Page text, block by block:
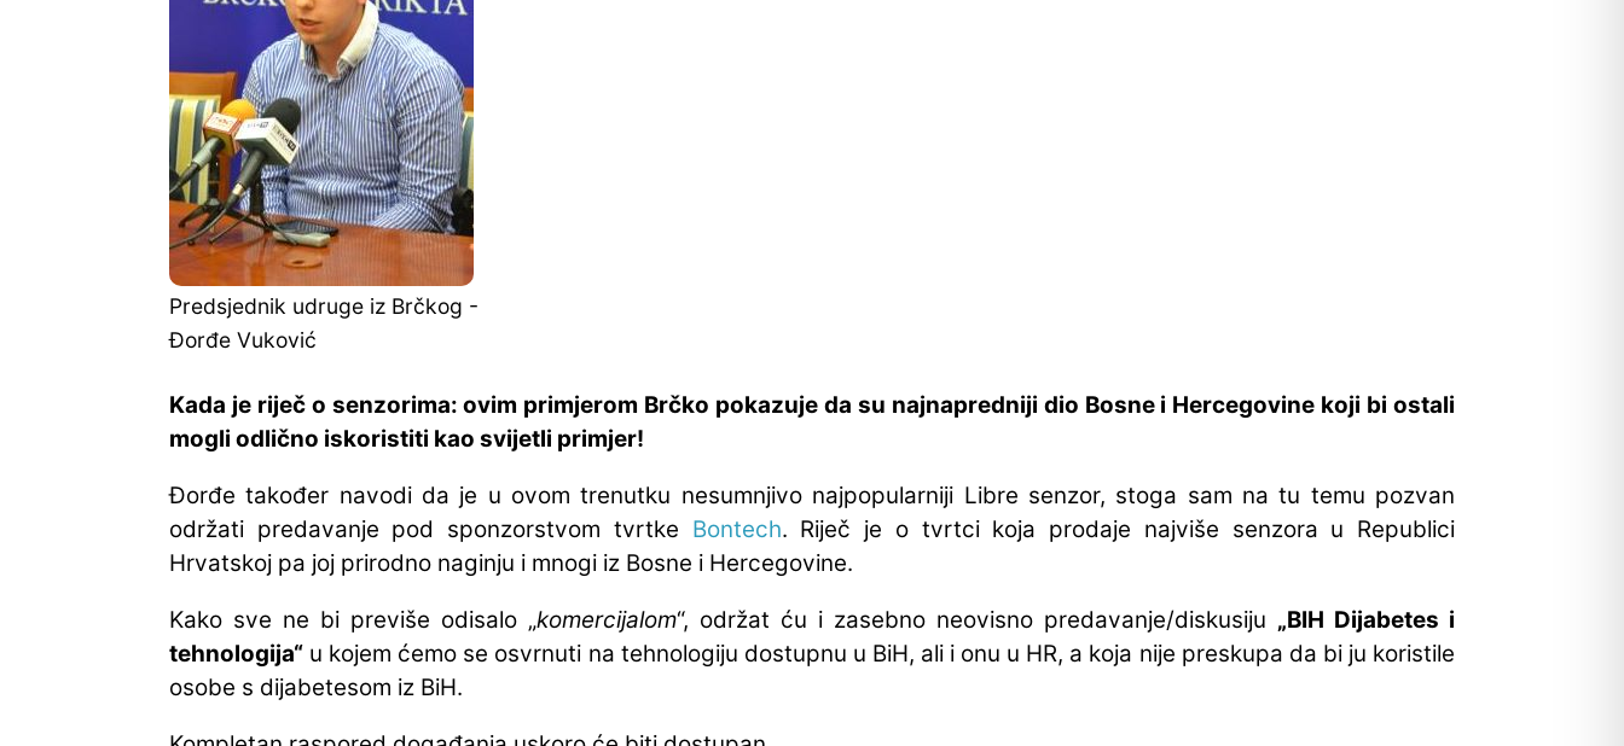
Predsjednik udruge iz Brčkog -
Đorđe Vuković
Kada je riječ o senzorima: ovim primjerom Brčko pokazuje da su najnapredniji dio Bosne i Hercegovine koji bi ostali
mogli odlično iskoristiti kao svijetli primjer!
Đorđe također navodi da je u ovom trenutku nesumnjivo najpopularniji Libre senzor, stoga sam na tu temu pozvan
održati predavanje pod sponzorstvom tvrtke Bontech. Riječ je o tvrtci koja prodaje najviše senzora u Republici
Hrvatskoj pa joj prirodno naginju i mnogi iz Bosne i Hercegovine.
Kako sve ne bi previše odisalo „komercijalom“, održat ću i zasebno neovisno predavanje/diskusiju „BIH Dijabetes i
tehnologija“ u kojem ćemo se osvrnuti na tehnologiju dostupnu u BiH, ali i onu u HR, a koja nije preskupa da bi ju koristile
osobe s dijabetesom iz BiH.